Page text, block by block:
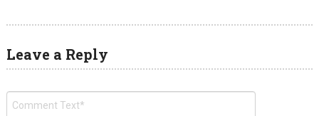
Leave a Reply